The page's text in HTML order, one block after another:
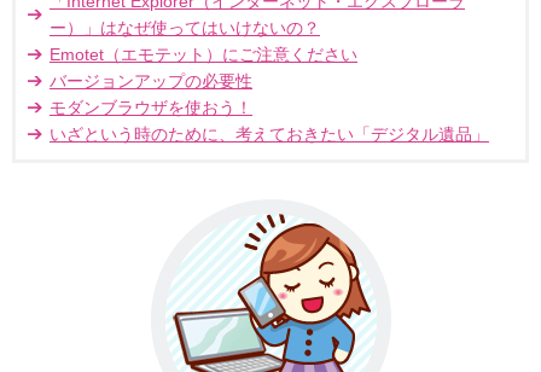
ー）」はなぜ使ってはいけないの？
Emotet（エモテット）にご注意ください
バージョンアップの必要性
モダンブラウザを使おう！
いざという時のために、考えておきたい「デジタル遺品」